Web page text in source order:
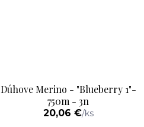
Dúhove Merino - "Blueberry 1"-
750m - 3n
20,06 €/ks